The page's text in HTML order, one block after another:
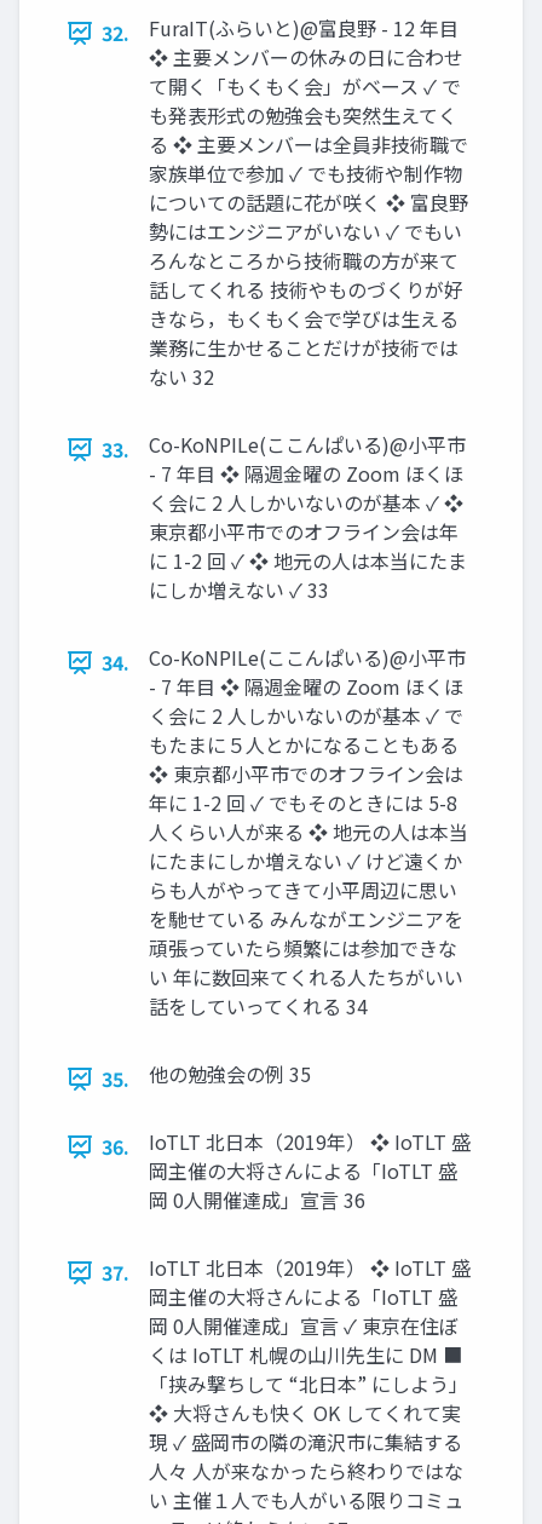
32.
FuraIT(ふらいと)@富良野 - 12 年目
❖ 主要メンバーの休みの日に合わせ
て開く「もくもく会」がベース ✓ で
も発表形式の勉強会も突然生えてく
る ❖ 主要メンバーは全員非技術職で
家族単位で参加 ✓ でも技術や制作物
についての話題に花が咲く ❖ 富良野
勢にはエンジニアがいない ✓ でもい
ろんなところから技術職の方が来て
話してくれる 技術やものづくりが好
きなら，もくもく会で学びは生える
業務に生かせることだけが技術では
ない 32
33.
Co-KoNPILe(ここんぱいる)@小平市
- 7 年目 ❖ 隔週金曜の Zoom ほくほ
く会に 2 人しかいないのが基本 ✓ ❖
東京都小平市でのオフライン会は年
に 1-2 回 ✓ ❖ 地元の人は本当にたま
にしか増えない ✓ 33
34.
Co-KoNPILe(ここんぱいる)@小平市
- 7 年目 ❖ 隔週金曜の Zoom ほくほ
く会に 2 人しかいないのが基本 ✓ で
もたまに５人とかになることもある
❖ 東京都小平市でのオフライン会は
年に 1-2 回 ✓ でもそのときには 5-8
人くらい人が来る ❖ 地元の人は本当
にたまにしか増えない ✓ けど遠くか
らも人がやってきて小平周辺に思い
を馳せている みんながエンジニアを
頑張っていたら頻繁には参加できな
い 年に数回来てくれる人たちがいい
話をしていってくれる 34
35. 他の勉強会の例 35
36.
IoTLT 北日本（2019年） ❖ IoTLT 盛
岡主催の大将さんによる「IoTLT 盛
岡 0人開催達成」宣言 36
37.
IoTLT 北日本（2019年） ❖ IoTLT 盛
岡主催の大将さんによる「IoTLT 盛
岡 0人開催達成」宣言 ✓ 東京在住ぼ
くは IoTLT 札幌の山川先生に DM ■
「挟み撃ちして “北日本” にしよう」
❖ 大将さんも快く OK してくれて実
現 ✓ 盛岡市の隣の滝沢市に集結する
人々 人が来なかったら終わりではな
い 主催１人でも人がいる限りコミュ